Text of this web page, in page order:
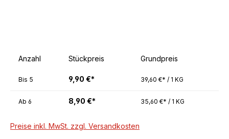
Anzahl Stückpreis Grundpreis
Bis 5 9,90 €* 39,60 €* / 1 KG
Ab 6 8,90 €* 35,60 €* / 1 KG
Preise inkl. MwSt. zzgl. Versandkosten